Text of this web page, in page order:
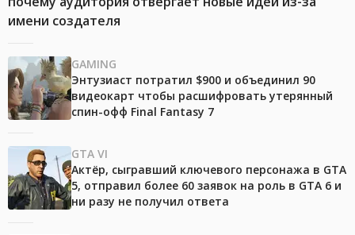
имени создателя
GAMING
Энтузиаст потратил $900 и объединил 90
видеокарт чтобы расшифровать утерянный
спин-офф Final Fantasy 7
GTA VI
Актёр, сыгравший ключевого персонажа в GTA
5, отправил более 60 заявок на роль в GTA 6 и
ни разу не получил ответа